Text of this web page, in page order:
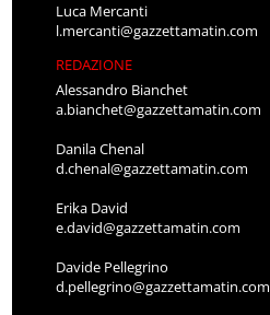
Luca Mercanti
l.mercanti@gazzettamatin.com
REDAZIONE
Alessandro Bianchet
a.bianchet@gazzettamatin.com
Danila Chenal
d.chenal@gazzettamatin.com
Erika David
e.david@gazzettamatin.com
Davide Pellegrino
d.pellegrino@gazzettamatin.com